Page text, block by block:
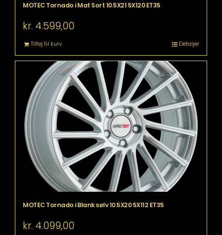
MOTEC Tornado i Mat Sort 10.5X21 5X120 ET35
kr. 4.599,00
Tilføj til kurv Detaljer
MOTEC Tornado i Blank sølv 10.5X20 5X112 ET35
kr. 4.099,00